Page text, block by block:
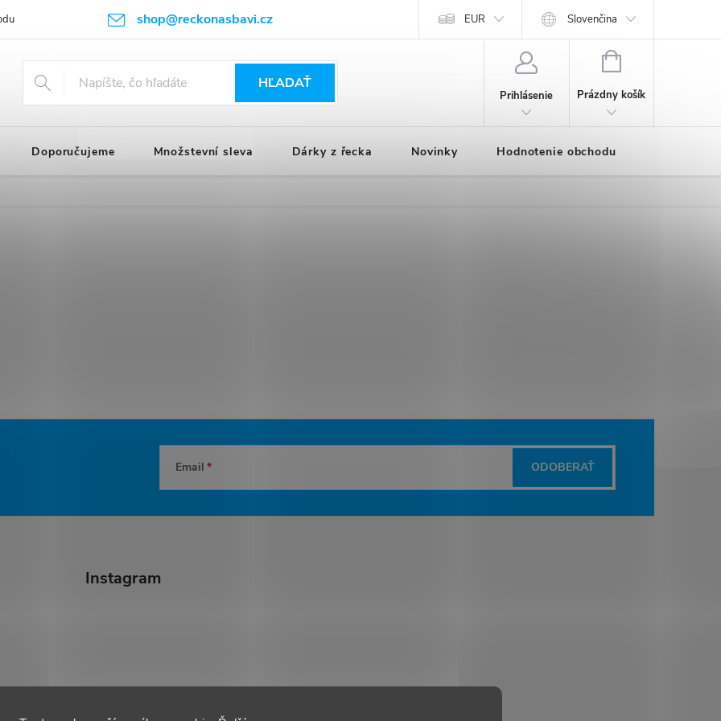
shop@reckonasbavi.cz
Podmienky ochrany osobných údajov Obchodné podmienky Predávané značky Prihlásenie affiliate partnera
EUR Slovenčina
HĽADAŤ
Prihlásenie
NÁKUPNÝ
Prázdny košík
Doporučujeme Množstevní sleva Dárky z řecka Novinky Hodnotenie obchodu
Email ODOBERAŤ
Instagram